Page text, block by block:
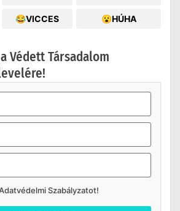
😂VICCES 😮HÚHA
Védett Társadalom
Szabályzatot!